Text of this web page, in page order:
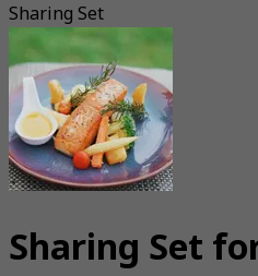
Sharing Set
Sharing Set